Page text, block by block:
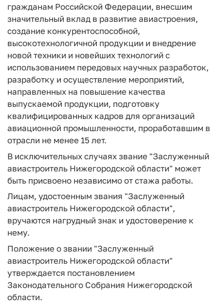
гражданам Российской Федерации, внесшим
значительный вклад в развитие авиастроения,
создание конкурентоспособной,
высокотехнологичной продукции и внедрение
новой техники и новейших технологий с
использованием передовых научных разработок,
разработку и осуществление мероприятий,
направленных на повышение качества
выпускаемой продукции, подготовку
квалифицированных кадров для организаций
авиационной промышленности, проработавшим в
отрасли не менее 15 лет.
В исключительных случаях звание "Заслуженный
авиастроитель Нижегородской области" может
быть присвоено независимо от стажа работы.
Лицам, удостоенным звания "Заслуженный
авиастроитель Нижегородской области",
вручаются нагрудный знак и удостоверение к
нему.
Положение о звании "Заслуженный
авиастроитель Нижегородской области"
утверждается постановлением
Законодательного Собрания Нижегородской
области.